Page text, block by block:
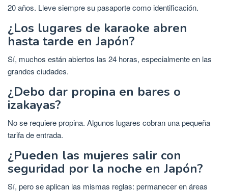
20 años. Lleve siempre su pasaporte como identificación.
¿Los lugares de karaoke abren
hasta tarde en Japón?
Sí, muchos están abiertos las 24 horas, especialmente en las
grandes ciudades.
¿Debo dar propina en bares o
izakayas?
No se requiere propina. Algunos lugares cobran una pequeña
tarifa de entrada.
¿Pueden las mujeres salir con
seguridad por la noche en Japón?
Sí, pero se aplican las mismas reglas: permanecer en áreas